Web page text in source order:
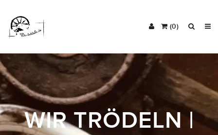
(0)
WIR TRÖDELN |